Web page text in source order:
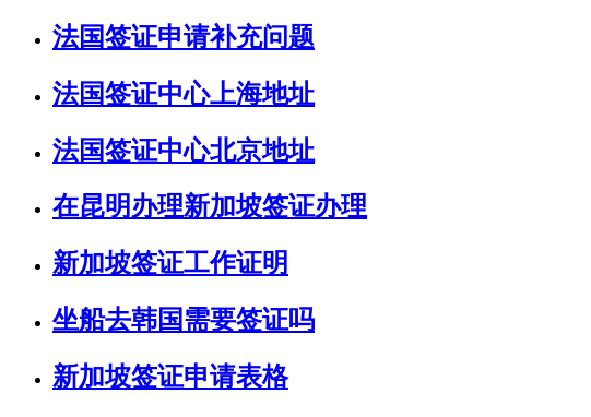
法国签证申请补充问题
法国签证中心上海地址
法国签证中心北京地址
在昆明办理新加坡签证办理
新加坡签证工作证明
坐船去韩国需要签证吗
新加坡签证申请表格